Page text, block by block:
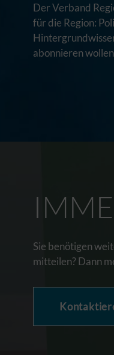
Der Verband
für die Region:
abonnieren
Sie benötigen
mitteilen? Dann